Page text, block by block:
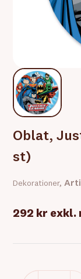
Oblat,
st)
Dekorationer,
292 kr exkl.